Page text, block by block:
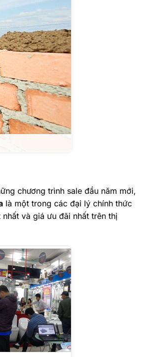
chương trình sale đầu năm mới,
là một trong các đại lý chính thức
và giá ưu đãi nhất trên thị